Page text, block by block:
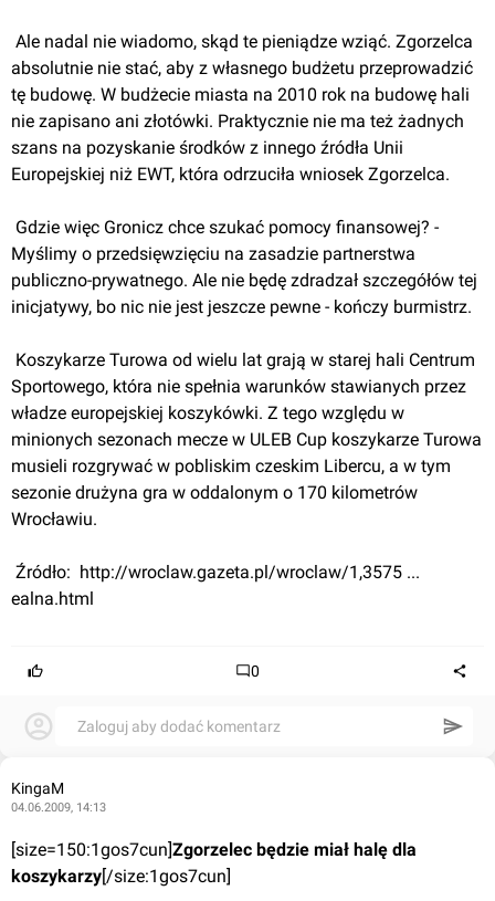
absolutnie nie stać, aby z własnego budżetu przeprowadzić
tę budowę. W budżecie miasta na 2010 rok na budowę hali
nie zapisano ani złotówki. Praktycznie nie ma też żadnych
szans na pozyskanie środków z innego źródła Unii
Europejskiej niż EWT, która odrzuciła wniosek Zgorzelca.
Myślimy o przedsięwzięciu na zasadzie partnerstwa
publiczno-prywatnego. Ale nie będę zdradzał szczegółów tej
inicjatywy, bo nic nie jest jeszcze pewne - kończy burmistrz.
Sportowego, która nie spełnia warunków stawianych przez
władze europejskiej koszykówki. Z tego względu w
minionych sezonach mecze w ULEB Cup koszykarze Turowa
musieli rozgrywać w pobliskim czeskim Libercu, a w tym
sezonie drużyna gra w oddalonym o 170 kilometrów
Wrocławiu.
Źródło: http://wroclaw.gazeta.pl/wroclaw/1,3575 ...
ealna.html
0
Zaloguj aby dodać komentarz
KingaM
04.06.2009, 14:13
[size=150:1gos7cun]Zgorzelec będzie miał halę dla
koszykarzy[/size:1gos7cun]